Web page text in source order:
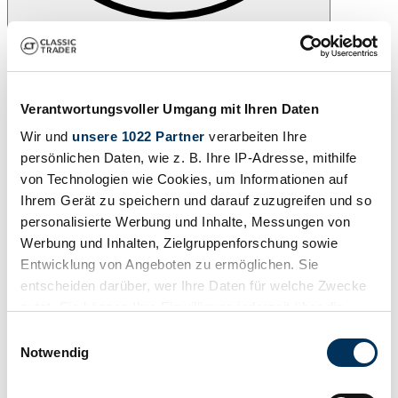
Verantwortungsvoller Umgang mit Ihren Daten
Wir und unsere 1022 Partner verarbeiten Ihre
persönlichen Daten, wie z. B. Ihre IP-Adresse, mithilfe
von Technologien wie Cookies, um Informationen auf
Ihrem Gerät zu speichern und darauf zuzugreifen und so
personalisierte Werbung und Inhalte, Messungen von
Werbung und Inhalten, Zielgruppenforschung sowie
Entwicklung von Angeboten zu ermöglichen. Sie
entscheiden darüber, wer Ihre Daten für welche Zwecke
Trigger Symbol ändern oder widerrufen
Notwendig
Alle Services zu diesem Fahrzeug